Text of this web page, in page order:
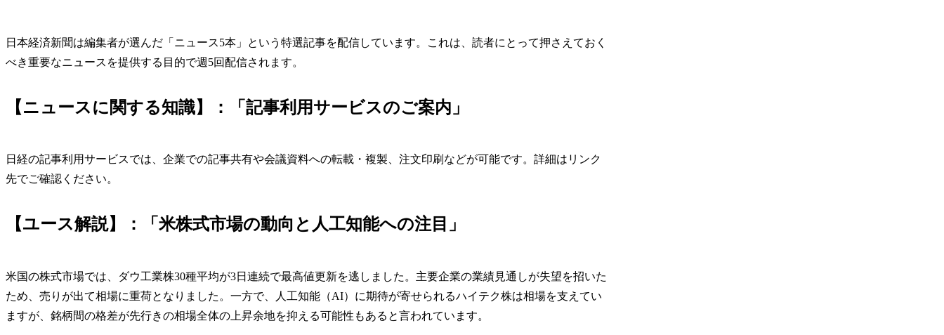
日本経済新聞は編集者が選んだ「ニュース5本」という特選記事を配信しています。これは、読者にとって押さえておく
べき重要なニュースを提供する目的で週5回配信されます。
【ニュースに関する知識】：「記事利用サービスのご案内」
日経の記事利用サービスでは、企業での記事共有や会議資料への転載・複製、注文印刷などが可能です。詳細はリンク
先でご確認ください。
【ユース解説】：「米株式市場の動向と人工知能への注目」
米国の株式市場では、ダウ工業株30種平均が3日連続で最高値更新を逃しました。主要企業の業績見通しが失望を招いた
ため、売りが出て相場に重荷となりました。一方で、人工知能（AI）に期待が寄せられるハイテク株は相場を支えてい
ますが、銘柄間の格差が先行きの相場全体の上昇余地を抑える可能性もあると言われています。